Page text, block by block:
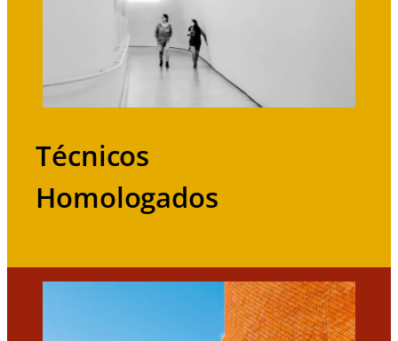
Técnicos
Homologados